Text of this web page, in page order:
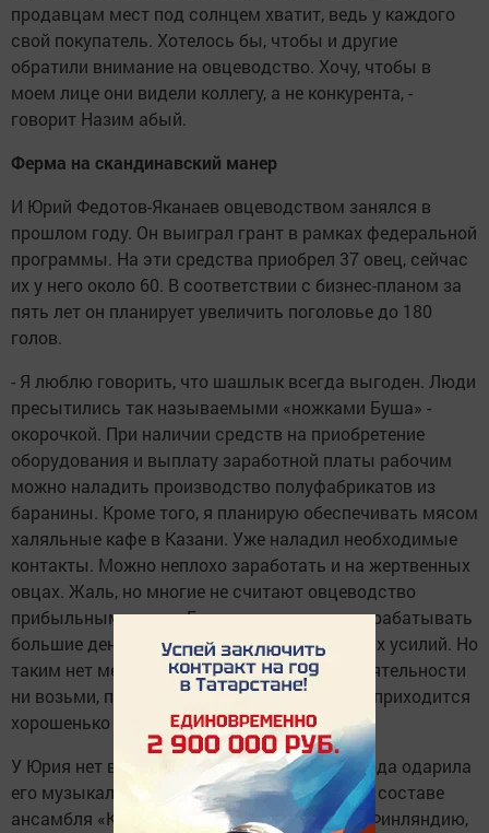
продавцам мест под солнцем хватит, ведь у каждого
свой покупатель. Хотелось бы, чтобы и другие
обратили внимание на овцеводство. Хочу, чтобы в
моем лице они видели коллегу, а не конкурента, -
говорит Назим абый.
Ферма на скандинавский манер
И Юрий Федотов-Яканаев овцеводством занялся в
прошлом году. Он выиграл грант в рамках федеральной
программы. На эти средства приобрел 37 овец, сейчас
их у него около 60. В соответствии с бизнес-планом за
пять лет он планирует увеличить поголовье до 180
голов.
- Я люблю говорить, что шашлык всегда выгоден. Люди
пресытились так называемыми «ножками Буша» -
окорочкой. При наличии средств на приобретение
оборудования и выплату заработной платы рабочим
можно наладить производство полуфабрикатов из
баранины. Кроме того, я планирую обеспечивать мясом
халяльные кафе в Казани. Уже наладил необходимые
контакты. Можно неплохо заработать и на жертвенных
овцах. Жаль, но многие не считают овцеводство
прибыльным делом. Большинство хочет зарабатывать
большие деньги, не прилагая к этому особых усилий. Но
таким нет места в бизнесе. Какую сферу деятельности
ни возьми, прежде чем дела пойдут на лад, приходится
хорошенько потрудиться, - говорит он.
У Юрия нет высшего образования. Но природа одарила
его музыкальным талантом. 15 лет назад в составе
ансамбля «Кна Вел» он ездил выступать в Финляндию,